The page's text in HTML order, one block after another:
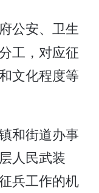
公安、卫生
工，对应征
文化程度等
和街道办事
人民武装
兵工作的机